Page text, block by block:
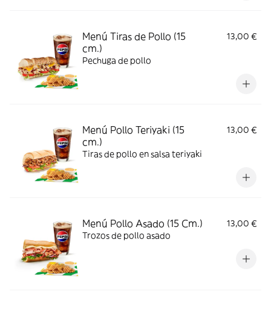
Menú Tiras de Pollo (15
cm.)
13,00 €
Pechuga de pollo
Menú Pollo Teriyaki (15
cm.)
13,00 €
Tiras de pollo en salsa teriyaki
Menú Pollo Asado (15 Cm.)
13,00 €
Trozos de pollo asado